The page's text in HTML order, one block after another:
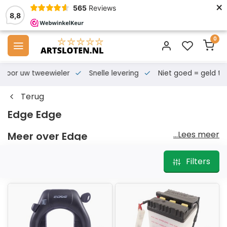
8,8
565 Reviews ×
0
voor uw tweewieler Snelle levering Niet goed = geld
Terug
Edge Edge
Meer over Edge
Wij bieden hoge kwaliteit onderdelen en accessoires
aan tegen gunstige prijzen. ​ EDGE Bike Parts is
ontstaan vanuit vraag naar betaalbare kwaliteit 's
onderdelen en accessoires. Door jarenlange ervaring
...Lees meer
Filters